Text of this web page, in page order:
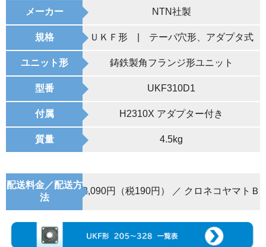
メーカー NTN社製
規格 ＵＫＦ形 | テーパ穴形、アダプタ式
ユニット形 鋳鉄製角フランジ形ユニット
型番 UKF310D1
付属 H2310X アダプター付き
質量 4.5kg
配送料金／配送方
法
2,090円（税190円） ／ クロネコヤマトＢ